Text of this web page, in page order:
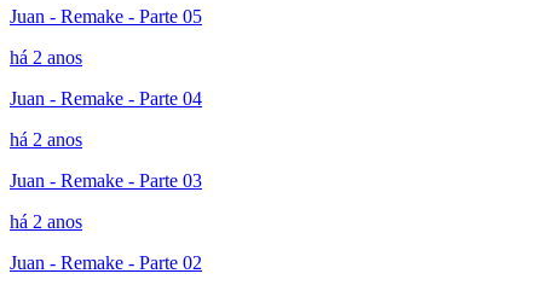
Juan - Remake - Parte 05
há 2 anos
Juan - Remake - Parte 04
há 2 anos
Juan - Remake - Parte 03
há 2 anos
Juan - Remake - Parte 02